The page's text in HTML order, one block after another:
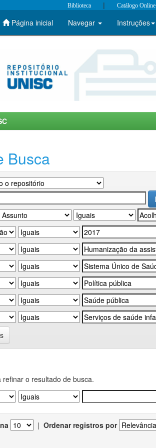
Biblioteca | Catálogo Online
Página inicial Navegar Instruções
Busca
refinar o resultado de busca.
| Ordenar registros por